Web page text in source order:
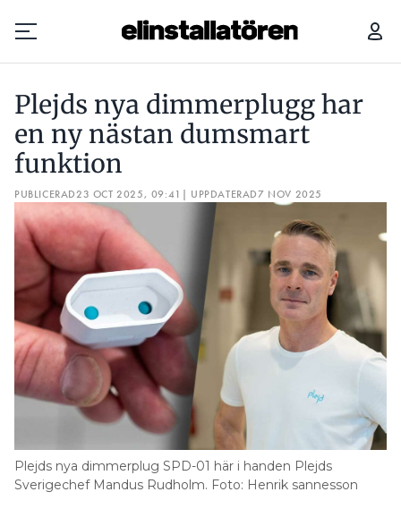
Prenumerera
Hantera prenumeration
Lediga jobb
Annonsera
Läs E-tidningen
Om tidningen
Kontakt
Personuppgifter
Search for:
Plejds nya dimmerplugg har
en ny nästan dumsmart
funktion
PUBLICERAD23 OCT 2025, 09:41 | UPPDATERAD7 NOV 2025
Plejds nya dimmerplug SPD-01 här i handen Plejds
Sverigechef Mandus Rudholm. Foto: Henrik sannesson
NY